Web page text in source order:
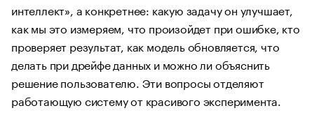
интеллект», а конкретнее: какую задачу он улучшает,
как мы это измеряем, что произойдет при ошибке, кто
проверяет результат, как модель обновляется, что
делать при дрейфе данных и можно ли объяснить
решение пользователю. Эти вопросы отделяют
работающую систему от красивого эксперимента.